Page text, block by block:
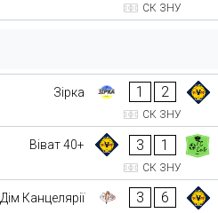
СК ЗНУ
Зірка 1 2
СК ЗНУ
Віват 40+ 3 1
СК ЗНУ
Дім Канцелярії 3 6